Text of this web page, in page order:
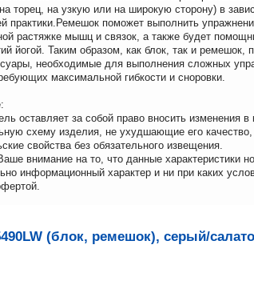
торец, на узкую или на широкую сторону) в
практики.Ремешок поможет выполнить
растяжке мышц и связок, а также будет
йогой. Таким образом, как блок, так и ремешок,
необходимые для выполнения сложных
максимальной гибкости и сноровки.
оставляет за собой право вносить изменения в
схему изделия, не ухудшающие его качество,
свойства без обязательного извещения.
внимание на то, что данные характеристики
информационный характер и ни при каких
(блок, ремешок), серый/